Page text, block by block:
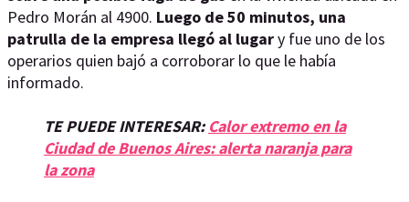
Pedro Morán al 4900. Luego de 50 minutos, una
patrulla de la empresa llegó al lugary fue uno de los
operarios quien bajó a corroborar lo que le había
informado.
TE PUEDE INTERESAR:Calor extremo en la
Ciudad de Buenos Aires: alerta naranja para
la zona